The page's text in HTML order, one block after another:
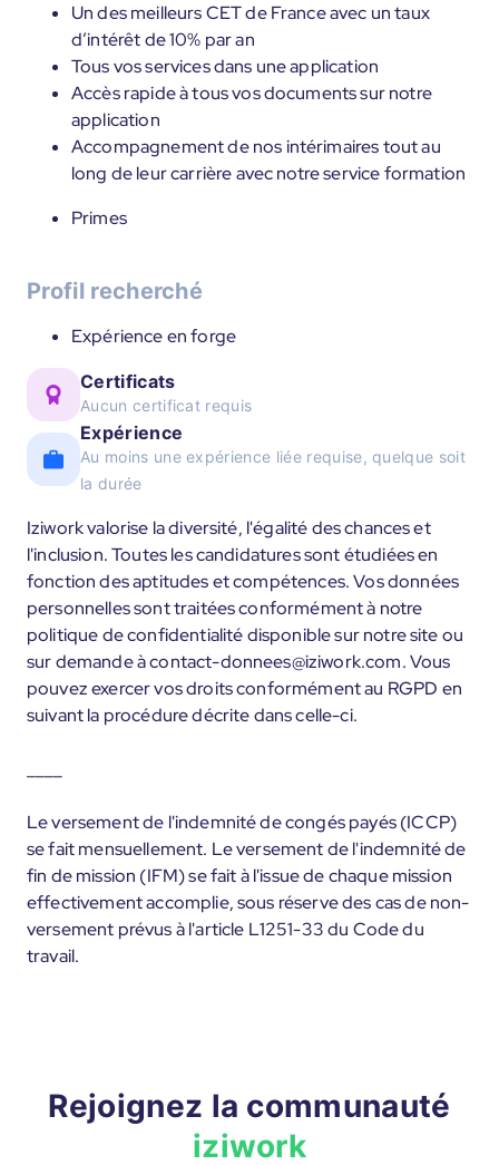
Un des meilleurs CET de France avec un taux
d’intérêt de 10% par an
Tous vos services dans une application
Accès rapide à tous vos documents sur notre
application
Accompagnement de nos intérimaires tout au
long de leur carrière avec notre service formation
Primes
Profil recherché
Expérience en forge
Certificats
Aucun certificat requis
Expérience
Au moins une expérience liée requise, quelque soit
la durée
Iziwork valorise la diversité, l'égalité des chances et
l'inclusion. Toutes les candidatures sont étudiées en
fonction des aptitudes et compétences. Vos données
personnelles sont traitées conformément à notre
politique de confidentialité disponible sur notre site ou
sur demande à contact-donnees@iziwork.com. Vous
pouvez exercer vos droits conformément au RGPD en
suivant la procédure décrite dans celle-ci.
Le versement de l'indemnité de congés payés (ICCP)
se fait mensuellement. Le versement de l'indemnité de
fin de mission (IFM) se fait à l'issue de chaque mission
effectivement accomplie, sous réserve des cas de non-
versement prévus à l'article L1251-33 du Code du
travail.
Rejoignez la communauté
iziwork